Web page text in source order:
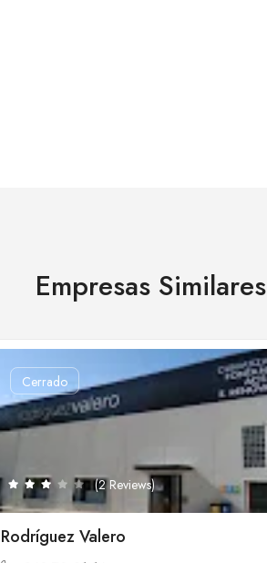
Empresas Similares
Cerrado
(2 Reviews)
Rodríguez Valero